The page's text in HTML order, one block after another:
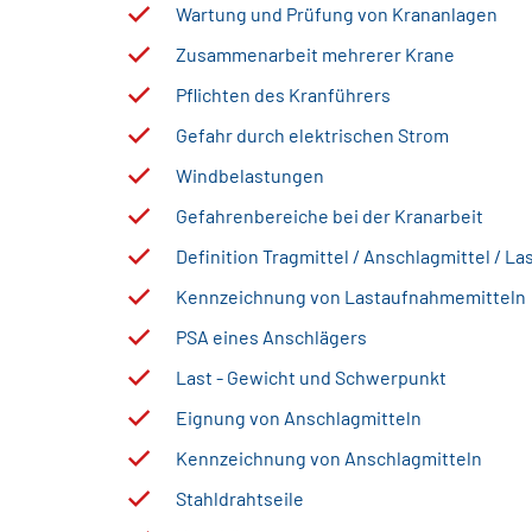
Wartung und Prüfung von Krananlagen
Zusammenarbeit mehrerer Krane
Pflichten des Kranführers
Gefahr durch elektrischen Strom
Windbelastungen
Gefahrenbereiche bei der Kranarbeit
Definition Tragmittel / Anschlagmittel /
Kennzeichnung von Lastaufnahmemitteln
PSA eines Anschlägers
Last - Gewicht und Schwerpunkt
Eignung von Anschlagmitteln
Kennzeichnung von Anschlagmitteln
Stahldrahtseile